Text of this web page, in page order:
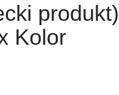
produkt)
Kolor